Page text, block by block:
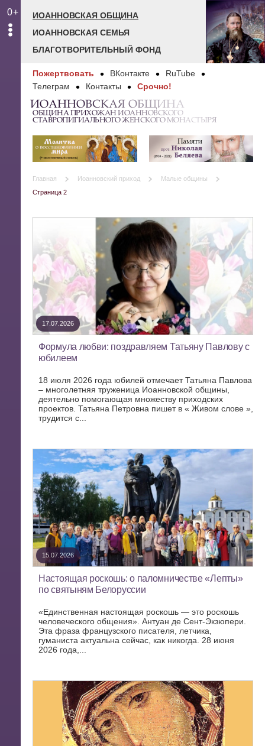
0+
ИОАННОВСКАЯ ОБЩИНА
ИОАННОВСКАЯ СЕМЬЯ
БЛАГОТВОРИТЕЛЬНЫЙ ФОНД
Пожертвовать ВКонтакте
RuTube
Телеграм
Контакты Срочно!
ИОАННОВСКАЯ ОБЩИНА
ОБЩИНА ПРИХОЖАН ИОАННОВСКОГО
СТАВРОПИГИАЛЬНОГО ЖЕНСКОГО МОНАСТЫРЯ
Главная Иоанновский приход
Малые общины
Страница 2
17.07.2026
Формула любви: поздравляем Татьяну Павлову с
юбилеем
18 июля 2026 года юбилей отмечает Татьяна Павлова
– многолетняя труженица Иоанновской общины,
деятельно помогающая множеству приходских
проектов. Татьяна Петровна пишет в « Живом слове »,
трудится с...
15.07.2026
Настоящая роскошь: о паломничестве «Лепты»
по святыням Белоруссии
«Единственная настоящая роскошь — это роскошь
человеческого общения». Антуан де Сент-Экзюпери.
Эта фраза французского писателя, летчика,
гуманиста актуальна сейчас, как никогда. 28 июня
2026 года,...